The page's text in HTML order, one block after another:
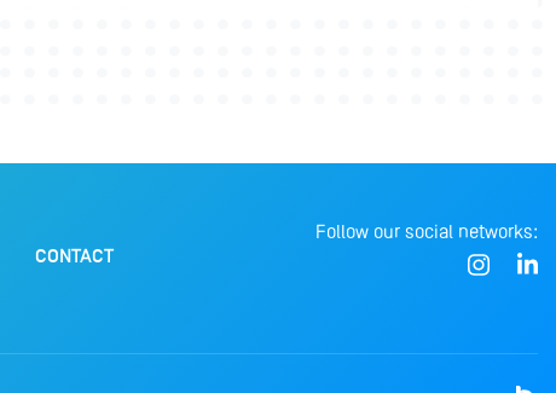
CONTACT
Follow our social networks: